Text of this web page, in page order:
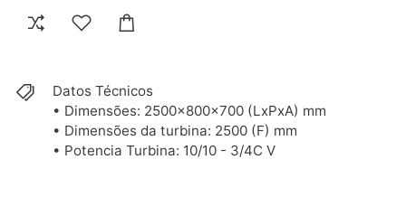
Datos Técnicos
• Dimensões: 2500x800x700 (LxPxA) mm
• Dimensões da turbina: 2500 (F) mm
• Potencia Turbina: 10/10 - 3/4C V